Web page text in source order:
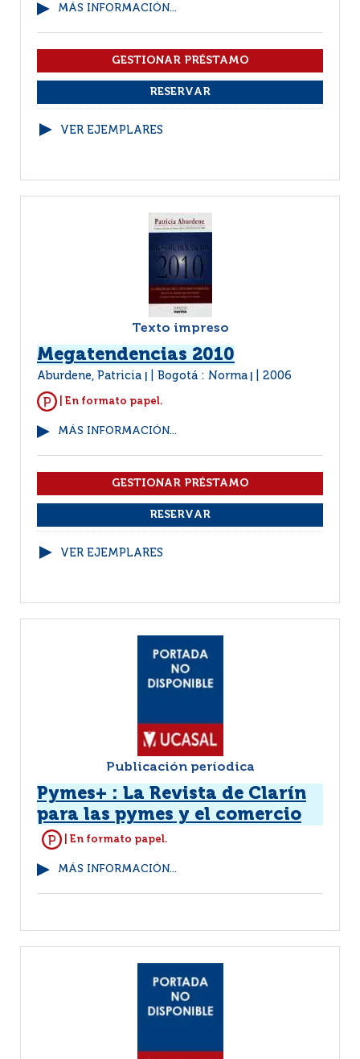
MÁS INFORMACIÓN...
VER EJEMPLARES
Texto impreso
Megatendencias 2010
Aburdene, Patricia Bogotá : Norma 2006
| En formato papel.
MÁS INFORMACIÓN...
VER EJEMPLARES
Publicación períodica
Pymes+ : La Revista de Clarín
para las pymes y el comercio
| En formato papel.
MÁS INFORMACIÓN...